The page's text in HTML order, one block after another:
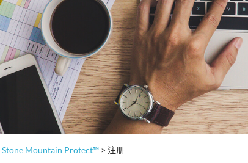
Stone Mountain Protect™ > 注册